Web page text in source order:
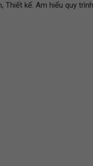
Thiết kế. Am hiểu quy trình